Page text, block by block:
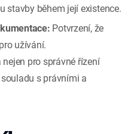
stavby během její existence.
Potvrzení, že
užívání.
pro správné řízení
s právními a